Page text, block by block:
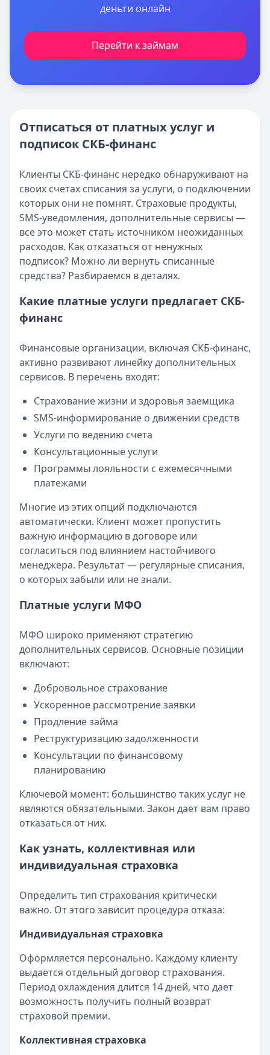
деньги онлайн
Перейти к займам
Отписаться от платных услуг и
подписок СКБ-финанс
Клиенты СКБ-финанс нередко обнаруживают на
своих счетах списания за услуги, о подключении
которых они не помнят. Страховые продукты,
SMS-уведомления, дополнительные сервисы —
все это может стать источником неожиданных
расходов. Как отказаться от ненужных
подписок? Можно ли вернуть списанные
средства? Разбираемся в деталях.
Какие платные услуги предлагает СКБ-
финанс
Финансовые организации, включая СКБ-финанс,
активно развивают линейку дополнительных
сервисов. В перечень входят:
Страхование жизни и здоровья заемщика
SMS-информирование о движении средств
Услуги по ведению счета
Консультационные услуги
Программы лояльности с ежемесячными
платежами
Многие из этих опций подключаются
автоматически. Клиент может пропустить
важную информацию в договоре или
согласиться под влиянием настойчивого
менеджера. Результат — регулярные списания,
о которых забыли или не знали.
Платные услуги МФО
МФО широко применяют стратегию
дополнительных сервисов. Основные позиции
включают:
Добровольное страхование
Ускоренное рассмотрение заявки
Продление займа
Реструктуризацию задолженности
Консультации по финансовому
планированию
Ключевой момент: большинство таких услуг не
являются обязательными. Закон дает вам право
отказаться от них.
Как узнать, коллективная или
индивидуальная страховка
Определить тип страхования критически
важно. От этого зависит процедура отказа:
Индивидуальная страховка
Оформляется персонально. Каждому клиенту
выдается отдельный договор страхования.
Период охлаждения длится 14 дней, что дает
возможность получить полный возврат
страховой премии.
Коллективная страховка